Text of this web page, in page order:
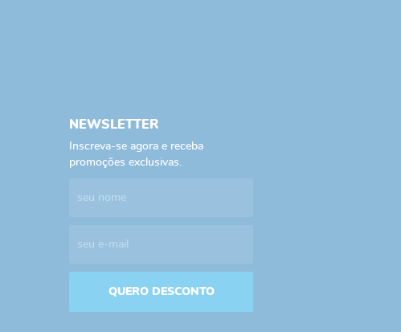
NEWSLETTER
Inscreva-se agora e receba
promoções exclusivas.
QUERO DESCONTO